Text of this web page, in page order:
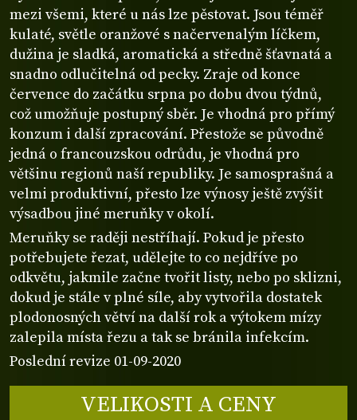
mezi všemi, které u nás lze pěstovat. Jsou téměř
kulaté, světle oranžové s načervenalým líčkem,
dužina je sladká, aromatická a středně šťavnatá a
snadno odlučitelná od pecky. Zraje od konce
července do začátku srpna po dobu dvou týdnů,
což umožňuje postupný sběr. Je vhodná pro přímý
konzum i další zpracování. Přestože se původně
jedná o francouzskou odrůdu, je vhodná pro
většinu regionů naší republiky. Je samosprašná a
velmi produktivní, přesto lze výnosy ještě zvýšit
výsadbou jiné meruňky v okolí.
Meruňky se raději nestříhají. Pokud je přesto
potřebujete řezat, udělejte to co nejdříve po
odkvětu, jakmile začne tvořit listy, nebo po sklizni,
dokud je stále v plné síle, aby vytvořila dostatek
plodonosných větví na další rok a výtokem mízy
zalepila místa řezu a tak se bránila infekcím.
Poslední revize 01-09-2020
VELIKOSTI A CENY